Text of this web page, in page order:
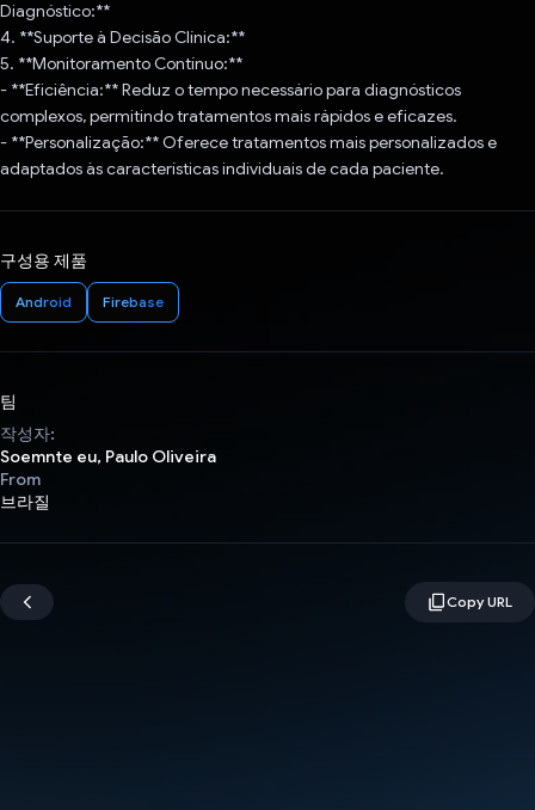
Diagnóstico:**
4. **Suporte à Decisão Clínica:**
5. **Monitoramento Contínuo:**
- **Eficiência:** Reduz o tempo necessário para diagnósticos
complexos, permitindo tratamentos mais rápidos e eficazes.
- **Personalização:** Oferece tratamentos mais personalizados e
adaptados às características individuais de cada paciente.
구성용 제품
Android Firebase
팀
작성자:
Soemnte eu, Paulo Oliveira
From
브라질